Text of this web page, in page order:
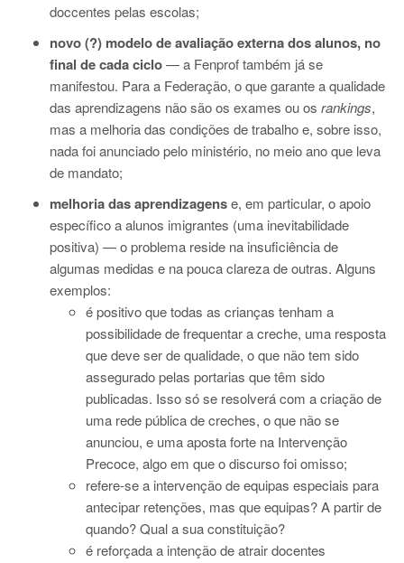
doccentes pelas escolas;
novo (?) modelo de avaliação externa dos alunos, no
final de cada ciclo— a Fenprof também já se
manifestou. Para a Federação, o que garante a qualidade
das aprendizagens não são os exames ou os rankings,
mas a melhoria das condições de trabalho e, sobre isso,
nada foi anunciado pelo ministério, no meio ano que leva
de mandato;
melhoria das aprendizagense, em particular, o apoio
específico a alunos imigrantes (uma inevitabilidade
positiva) — o problema reside na insuficiência de
algumas medidas e na pouca clareza de outras. Alguns
exemplos:
é positivo que todas as crianças tenham a
possibilidade de frequentar a creche, uma resposta
que deve ser de qualidade, o que não tem sido
assegurado pelas portarias que têm sido
publicadas. Isso só se resolverá com a criação de
uma rede pública de creches, o que não se
anunciou, e uma aposta forte na Intervenção
Precoce, algo em que o discurso foi omisso;
refere-se a intervenção de equipas especiais para
antecipar retenções, mas que equipas? A partir de
quando? Qual a sua constituição?
é reforçada a intenção de atrair docentes